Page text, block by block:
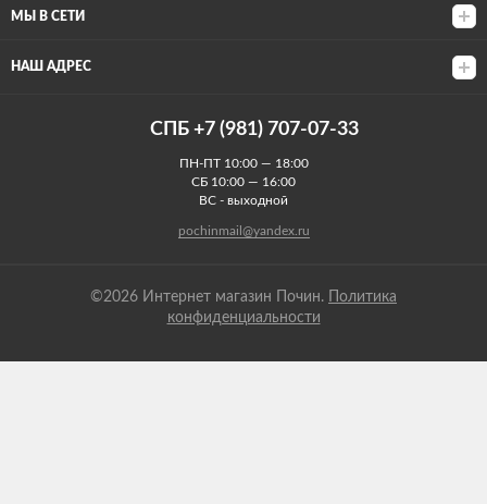
МЫ В СЕТИ
НАШ АДРЕС
СПБ +7 (981) 707-07-33
ПН-ПТ 10:00 — 18:00
СБ 10:00 — 16:00
ВС - выходной
pochinmail@yandex.ru
©2026 Интернет магазин Почин.
Политика
конфиденциальности